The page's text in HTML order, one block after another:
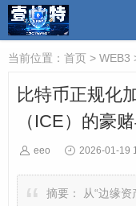
当前位置： 首页 > WEB3
比特币正规化
（ICE）的豪
eeo 2026-01-19
摘要：
从“边缘资